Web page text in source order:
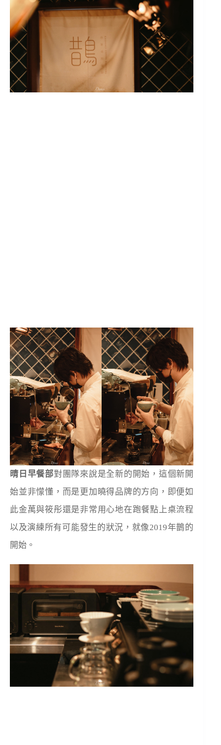
晴日早餐部對團隊來說是全新的開始，這個新開
始並非懞懂，而是更加曉得品牌的方向，即便如
此金萬與筱彤還是非常用心地在跑餐點上桌流程
以及演練所有可能發生的狀況，就像2019年鵲的
開始。